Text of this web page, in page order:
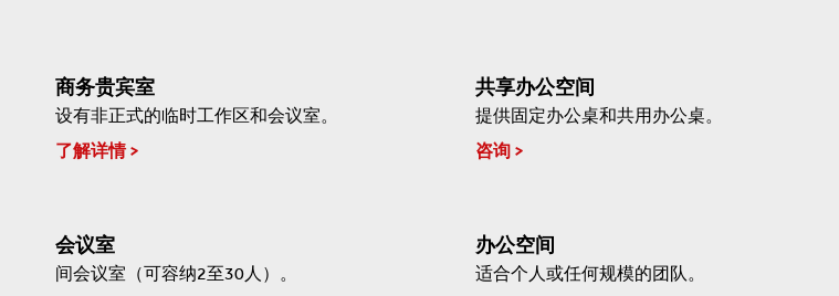
商务贵宾室
设有非正式的临时工作区和会议室。
了解详情
共享办公空间
提供固定办公桌和共用办公桌。
咨询
会议室
间会议室（可容纳2至30人）。
办公空间
适合个人或任何规模的团队。